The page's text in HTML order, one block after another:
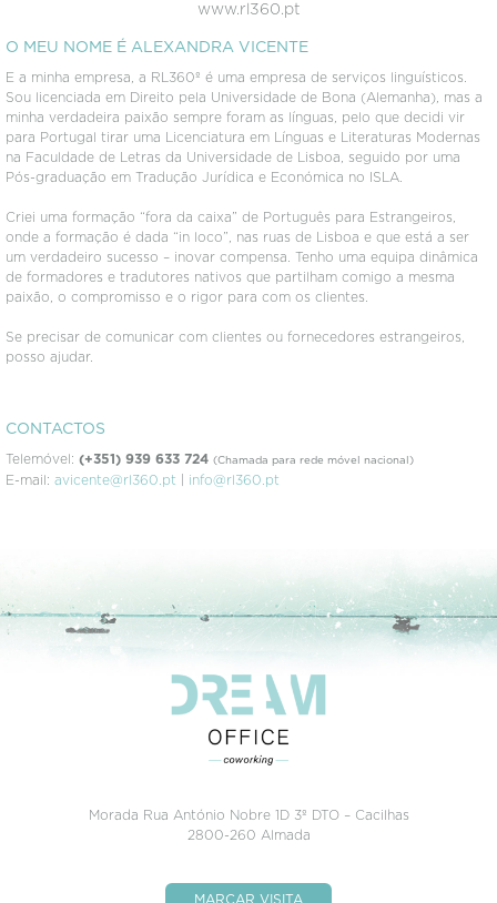
O MEU NOME É ALEXANDRA VICENTE
E a minha empresa, a RL360º é uma empresa de serviços linguísticos.
Sou licenciada em Direito pela Universidade de Bona (Alemanha), mas a
minha verdadeira paixão sempre foram as línguas, pelo que decidi vir
para Portugal tirar uma Licenciatura em Línguas e Literaturas Modernas
na Faculdade de Letras da Universidade de Lisboa, seguido por uma
Pós-graduação em Tradução Jurídica e Económica no ISLA.
Criei uma formação “fora da caixa” de Português para Estrangeiros,
onde a formação é dada “in loco”, nas ruas de Lisboa e que está a ser
um verdadeiro sucesso – inovar compensa. Tenho uma equipa dinâmica
de formadores e tradutores nativos que partilham comigo a mesma
paixão, o compromisso e o rigor para com os clientes.
Se precisar de comunicar com clientes ou fornecedores estrangeiros,
posso ajudar.
CONTACTOS
Telemóvel: (+351) 939 633 724 (Chamada para rede móvel nacional)
E-mail: avicente@rl360.pt info@rl360.pt
www.rl360.pt
Morada Rua António Nobre 1D 3º DTO – Cacilhas
2800-260 Almada
MARCAR VISITA